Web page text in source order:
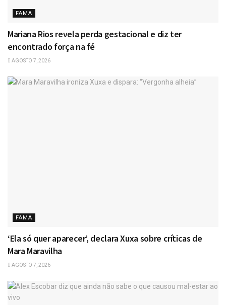
FAMA
Mariana Rios revela perda gestacional e diz ter
encontrado força na fé
AGOSTO 7, 2026
FAMA
‘Ela só quer aparecer’, declara Xuxa sobre críticas de
Mara Maravilha
AGOSTO 7, 2026